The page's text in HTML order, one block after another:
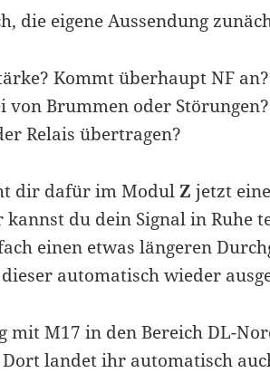
die eigene Aussendung
Kommt überhaupt NF
von Brummen oder
Relais übertragen?
dir dafür im ModulZ jetzt
kannst du dein Signal in Ruhe
einen etwas längeren
automatisch wieder
mit M17 in den Bereich DL-
Dort landet ihr automatisch